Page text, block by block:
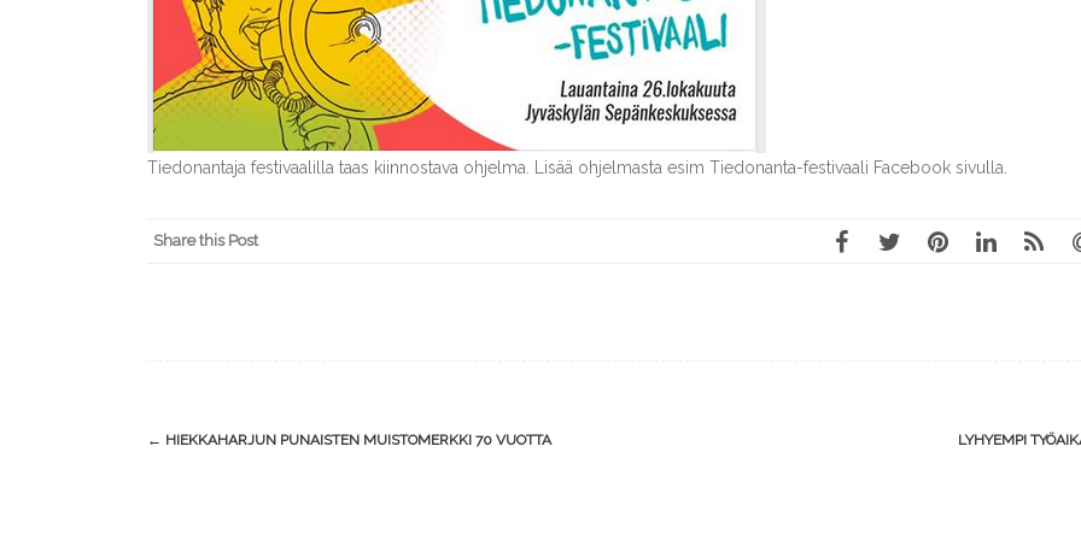
Tiedonantaja festivaalilla taas kiinnostava ohjelma. Lisää ohjelmasta esim Tiedonanta-festivaali Facebook sivulla.
Share this Post
Post
← HIEKKAHARJUN PUNAISTEN MUISTOMERKKI 70 VUOTTA LYHYEMPI